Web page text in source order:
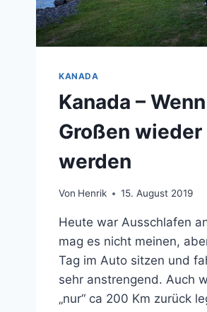
KANADA
Kanada –
Großen
werden
Von Henrik 15. August 2019
Heute war Ausschlafen
mag es nicht meinen,
Tag im Auto sitzen und
sehr anstrengend. Auch
„nur“ ca 200 Km zurück